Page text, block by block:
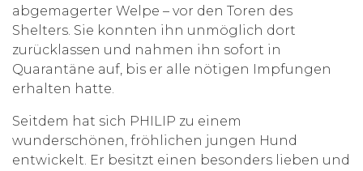
abgemagerter Welpe – vor den Toren des
Shelters. Sie konnten ihn unmöglich dort
zurücklassen und nahmen ihn sofort in
Quarantäne auf, bis er alle nötigen Impfungen
erhalten hatte.
Seitdem hat sich PHILIP zu einem
wunderschönen, fröhlichen jungen Hund
entwickelt. Er besitzt einen besonders lieben und